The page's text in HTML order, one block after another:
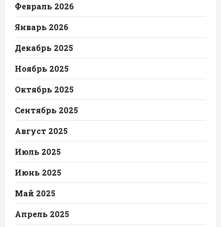
Февраль 2026
Январь 2026
Декабрь 2025
Ноябрь 2025
Октябрь 2025
Сентябрь 2025
Август 2025
Июль 2025
Июнь 2025
Май 2025
Апрель 2025